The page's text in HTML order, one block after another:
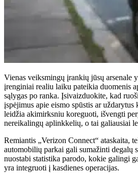
Vienas veiksmingų įrankių jūsų arsenale
įrenginiai realiu laiku pateikia duomenis
sąlygas po ranka. Įsivaizduokite, kad
įspėjimus apie eismo spūstis ar
leidžia akimirksniu koreguoti, išvengti
nereikalingų aplinkkelių, o tai galiausiai
Remiantis „Verizon Connect“ ataskaita,
automobilių parkai gali sumažinti degalų
nuostabi statistika parodo, kokie galingi
yra integruoti į kasdienes operacijas.